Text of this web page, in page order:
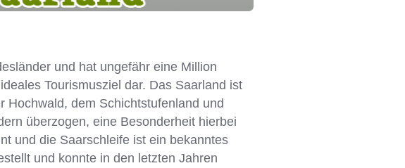
und hat ungefähr eine Million
Tourismusziel dar. Das Saarland ist
Hochwald, dem Schichtstufenland und
überzogen, eine Besonderheit hierbei
und die Saarschleife ist ein bekanntes
und konnte in den letzten Jahren